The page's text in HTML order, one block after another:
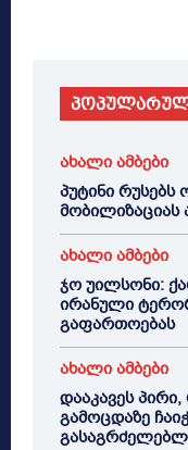
ახალი ამბები
პუტინი
მობილიზაციას
ახალი ამბები
ჯო უილსონი:
ირანული
გაფართოებას
ახალი ამბები
დააკავეს
გამოცდაზე